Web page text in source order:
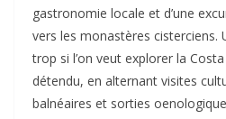
gastronomie locale et d’une
vers les monastères cisterciens.
trop si l’on veut explorer la
détendu, en alternant visites
balnéaires et sorties